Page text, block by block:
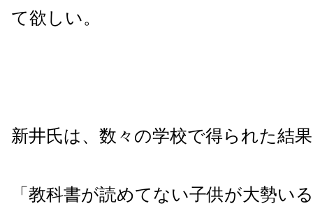
て欲しい。
新井氏は、数々の学校で得られた結
「教科書が読めてない子供が大勢い